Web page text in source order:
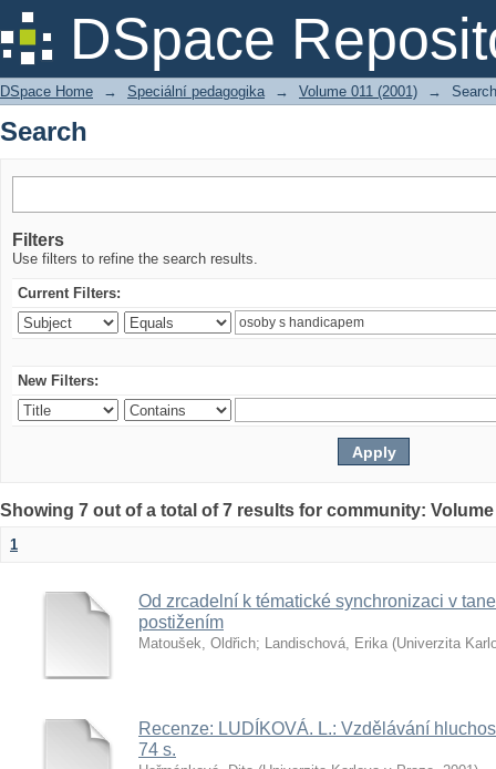
DSpace
Search
DSpace Home → Speciální pedagogika → Volume 011 (2001) → Search
Search
Filters
Use filters to refine the search results.
Current Filters:
New Filters:
Showing 7 out of a total of 7 results for community: Volume
1
Od zrcadelní k tématické synchronizaci v
postižením
Matoušek, Oldřich; Landischová, Erika (Univerzita
Recenze: LUDÍKOVÁ. L.: Vzdělávání
74 s.